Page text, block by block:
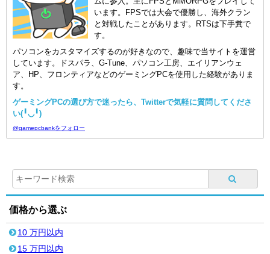
います。FPSでは大会で優勝し、海外クラン
と対戦したことがあります。RTSは下手糞で
す。
パソコンをカスタマイズするのが好きなので、趣味で当サイトを運営
しています。ドスパラ、G-Tune、パソコン工房、エイリアンウェ
ア、HP、フロンティアなどのゲーミングPCを使用した経験がありま
す。
ゲーミングPCの選び方で迷ったら、Twitterで気軽に質問してくださ
い(╹◡╹)
@gamepcbankをフォロー
価格から選ぶ
10 万円以内
15 万円以内